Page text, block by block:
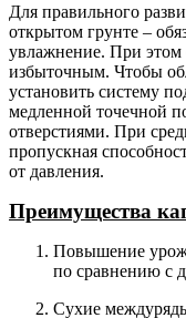
Для правильного
открытом грунте –
увлажнение. При
избыточным. Чтобы
установить систему
медленной точечной
отверстиями. При
пропускная
от давления.
Преимущества
Повышение
по сравнению с
Сухие